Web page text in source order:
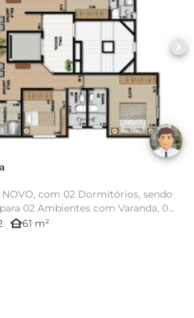
chevron_right
com 02 Dormitórios, sendo
02 Ambientes com Varanda, 02
other_houses61 m²